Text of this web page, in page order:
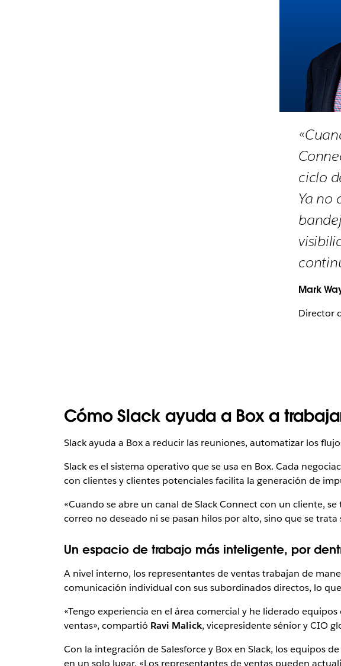
ciclo
Ya no
Mark
Director
Cómo Slack ayuda a Box a
Slack ayuda a Box a reducir las reuniones, automatizar los
Slack es el sistema operativo que se usa en Box. Cada
con clientes y clientes potenciales facilita la generación de
«Cuando se abre un canal de Slack Connect con un cliente,
correo no deseado ni se pasan hilos por alto, sino que se
Un espacio de trabajo más inteligente, por
A nivel interno, los representantes de ventas trabajan de
comunicación individual con sus subordinados directos, lo
«Tengo experiencia en el área comercial y he liderado
ventas», compartió Ravi Malick, vicepresidente sénior y CIO
Con la integración de Salesforce y Box en Slack, los equipos
en un solo lugar. «Los representantes de ventas pueden